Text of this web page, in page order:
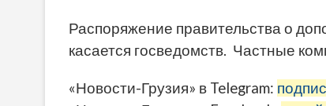
Распоряжение правительства о
касается госведомств. Частные
«Новости-Грузия» в Telegram: